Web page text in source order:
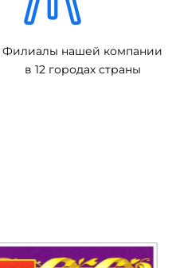
Филиалы нашей компании
в 12 городах страны